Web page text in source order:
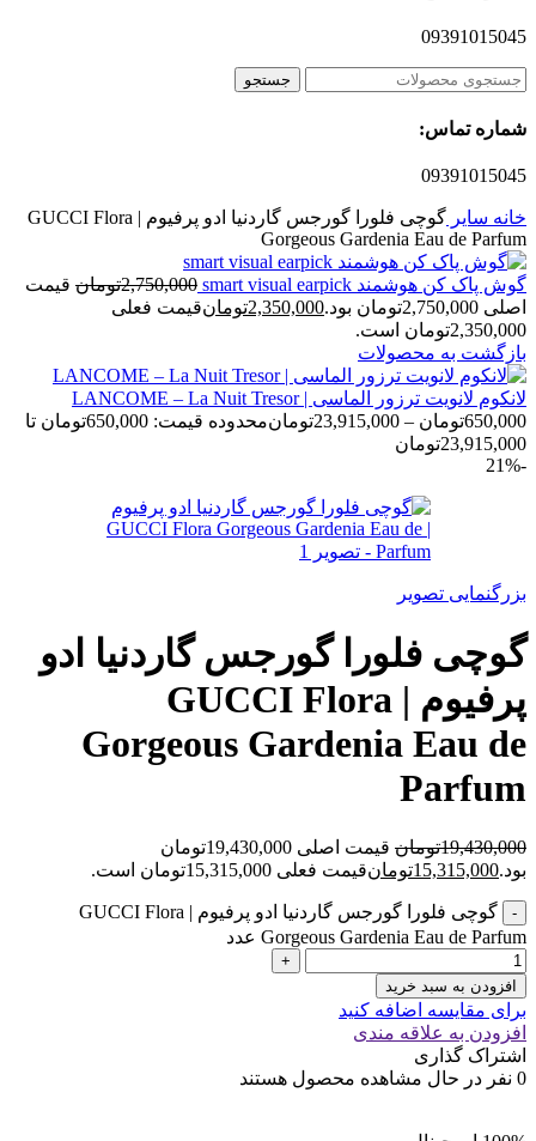
09391015045
جستجو
شماره تماس:
09391015045
خانه سایر
گوچی فلورا گورجس گاردنیا ادو پرفیوم | GUCCI Flora
Gorgeous Gardenia Eau de Parfum
گوش پاک کن هوشمند smart visual earpick 2,750,000تومان قیمت
اصلی 2,750,000تومان بود.
2,350,000تومانقیمت فعلی
2,350,000تومان است.
بازگشت به محصولات
لانکوم لانویت ترزور الماسی | LANCOME – La Nuit Tresor
650,000تومان –
23,915,000تومان
محدوده قیمت: 650,000تومان تا
23,915,000تومان
-21%
بزرگنمایی تصویر
گوچی فلورا گورجس گاردنیا ادو
پرفیوم | GUCCI Flora
Gorgeous Gardenia Eau de
Parfum
19,430,000تومان
قیمت اصلی 19,430,000تومان
بود.15,315,000تومانقیمت فعلی 15,315,000تومان است.
گوچی فلورا گورجس گاردنیا ادو پرفیوم | GUCCI Flora
Gorgeous Gardenia Eau de Parfum عدد
افزودن به سبد خرید
برای مقایسه اضافه کنید
افزودن به علاقه مندی
اشتراک گذاری
0 نفر در حال مشاهده محصول هستند